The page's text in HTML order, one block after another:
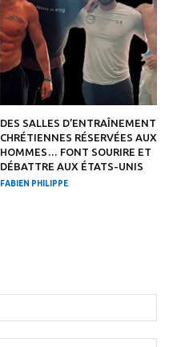
DES SALLES D’ENTRAÎNEMENT
CHRÉTIENNES RÉSERVÉES AUX
HOMMES… FONT SOURIRE ET
DÉBATTRE AUX ÉTATS-UNIS
FABIEN PHILIPPE
: